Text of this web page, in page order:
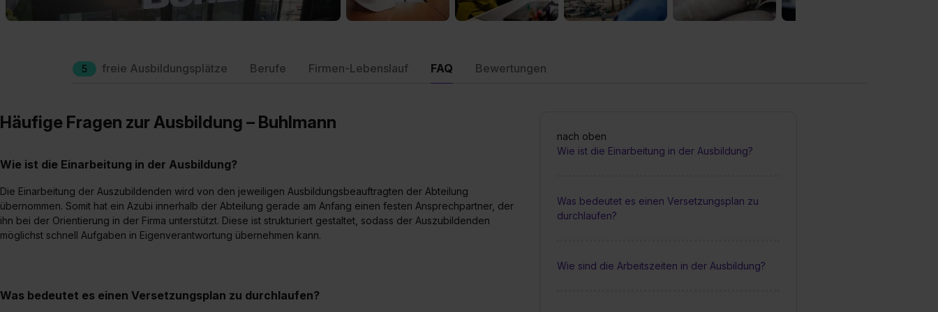
5 freie Ausbildungsplätze Berufe Firmen-Lebenslauf FAQ Bewertungen
nach oben
Wie ist die Einarbeitung in der Ausbildung?
Was bedeutet es einen Versetzungsplan zu
durchlaufen?
Wie sind die Arbeitszeiten in der Ausbildung?
Häufige Fragen zur Ausbildung – Buhlmann
Wie ist die Einarbeitung in der Ausbildung?
Die Einarbeitung der Auszubildenden wird von den jeweiligen Ausbildungsbeauftragten der Abteilung
übernommen. Somit hat ein Azubi innerhalb der Abteilung gerade am Anfang einen festen Ansprechpartner, der
ihn bei der Orientierung in der Firma unterstützt. Diese ist strukturiert gestaltet, sodass der Auszubildenden
möglichst schnell Aufgaben in Eigenverantwortung übernehmen kann.
Was bedeutet es einen Versetzungsplan zu durchlaufen?